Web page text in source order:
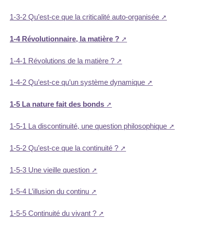
1-3-2 Qu’est-ce que la criticalité auto-organisée
1-4 Révolutionnaire, la matière ?
1-4-1 Révolutions de la matière ?
1-4-2 Qu’est-ce qu’un système dynamique
1-5 La nature fait des bonds
1-5-1 La discontinuité, une question philosophique
1-5-2 Qu’est-ce que la continuité ?
1-5-3 Une vieille question
1-5-4 L’illusion du continu
1-5-5 Continuité du vivant ?